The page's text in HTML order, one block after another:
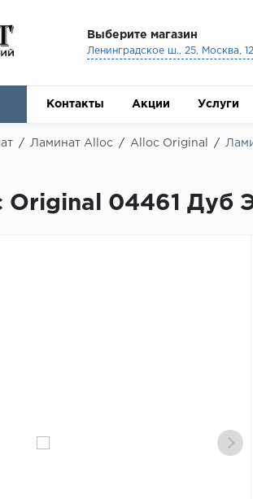
Выберите магазин
Ленинградское ш., 25, Москва,
Контакты Акции Услуги
/ Ламинат Alloc / Alloc Original /
04461 Дуб